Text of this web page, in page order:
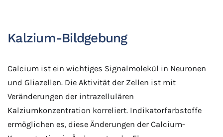
Kalzium-Bildgebung
Calcium ist ein wichtiges Signalmolekül in Neuronen
und Gliazellen. Die Aktivität der Zellen ist mit
Veränderungen der intrazellulären
Kalziumkonzentration korreliert. Indikatorfarbstoffe
ermöglichen es, diese Änderungen der Calcium-